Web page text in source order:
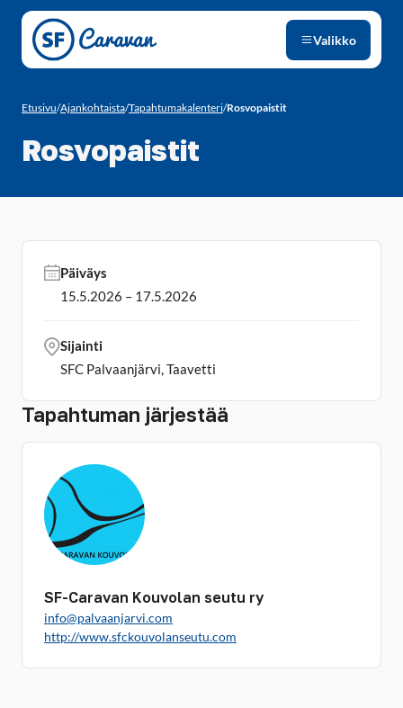
Siirry sivun sisältöön
Valikko
Etusivu/Ajankohtaista/Tapahtumakalenteri/Rosvopaistit
Rosvopaistit
Tapahtuman järjestää
SF-Caravan Kouvolan seutu ry
info@palvaanjarvi.com
http://www.sfckouvolanseutu.com
Päiväys
15.5.2026 – 17.5.2026
Sijainti
SFC Palvaanjärvi, Taavetti